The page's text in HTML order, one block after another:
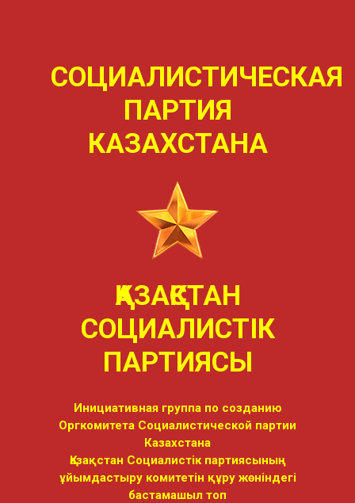
СОЦИАЛИСТИЧЕСКАЯ
ПАРТИЯ
КАЗАХСТАНА
ҚАЗАҚСТАН
СОЦИАЛИСТIК
ПАРТИЯСЫ
Инициативная группа по созданию
Оргкомитета Социалистической партии
Казахстана
Қазақстан Социалистік партиясының
ұйымдастыру комитетін құру жөніндегі
бастамашыл топ